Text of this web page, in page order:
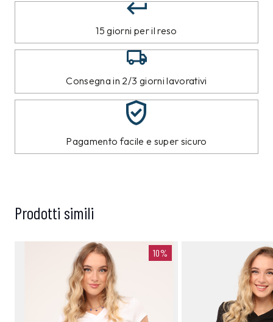
15 giorni per il reso
Consegna in 2/3 giorni lavorativi
Pagamento facile e super sicuro
Prodotti simili
10%